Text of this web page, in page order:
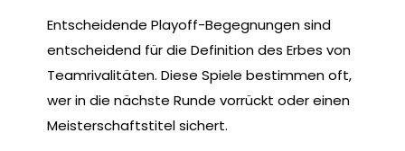
Entscheidende Playoff-Begegnungen sind
entscheidend für die Definition des Erbes von
Teamrivalitäten. Diese Spiele bestimmen oft,
wer in die nächste Runde vorrückt oder einen
Meisterschaftstitel sichert.